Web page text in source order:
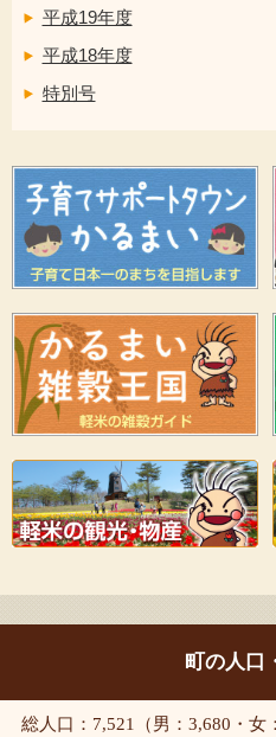
平成19年度
平成18年度
特別号
町の人口
総人口：7,521（男：3,680・女